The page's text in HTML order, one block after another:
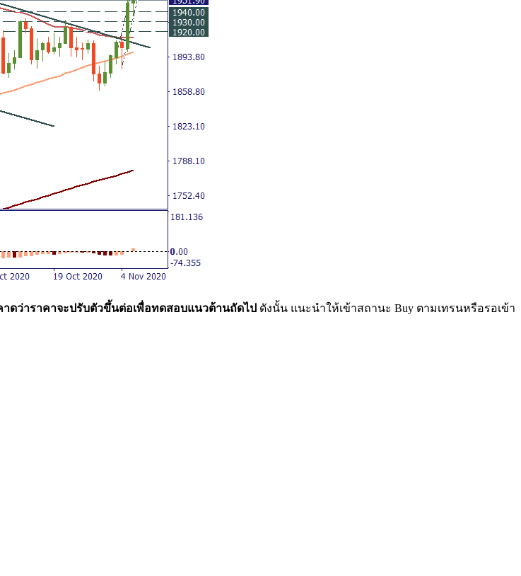
าดว่าราคาจะปรับตัวขึ้นต่อเพื่อทดสอบแนวต้านถัดไป ดังนั้น แนะนำให้เข้าสถานะ Buy ตามเทรนหรือรอเข้า